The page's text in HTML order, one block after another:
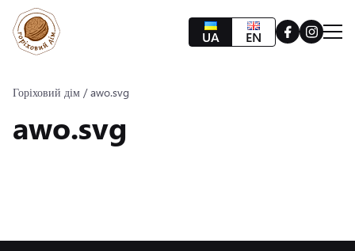
Про нас
UA EN
Горіховий дім /awo.svg
awo.svg